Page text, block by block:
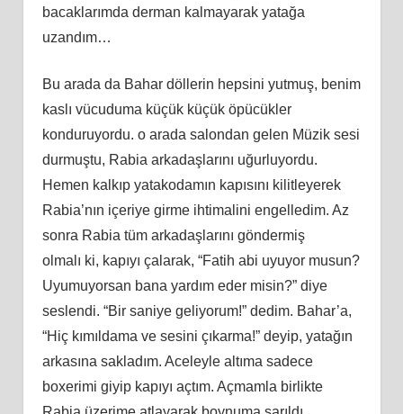
bacaklarımda derman kalmayarak yatağa
uzandım…
Bu arada da Bahar döllerin hepsini yutmuş, benim
kaslı vücuduma küçük küçük öpücükler
konduruyordu. oarada salondan gelen Müzik sesi
durmuştu, Rabia arkadaşlarını uğurluyordu.
Hemen kalkıp yatakodamın kapısını kilitleyerek
Rabia’nın içeriye girme ihtimalini engelledim. Az
sonra Rabia tüm arkadaşlarını göndermiş
olmalı ki, kapıyı çalarak, “Fatih abi uyuyor musun?
Uyumuyorsan bana yardım eder misin?” diye
seslendi. “Bir saniye geliyorum!” dedim. Bahar’a,
“Hiç kımıldama ve sesini çıkarma!” deyip, yatağın
arkasına sakladım. Aceleyle altıma sadece
boxerimi giyip kapıyı açtım. Açmamla birlikte